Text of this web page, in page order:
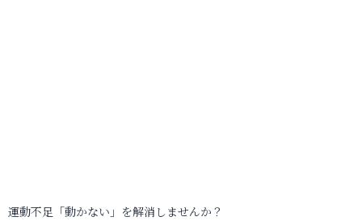
運動不足「動かない」を解消しませんか？